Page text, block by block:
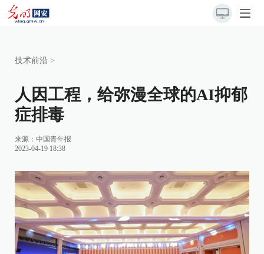
技术前沿 >
人因工程，给弥漫全球的AI抑郁
症排毒
来源： 中国青年报
2023-04-19 18:38